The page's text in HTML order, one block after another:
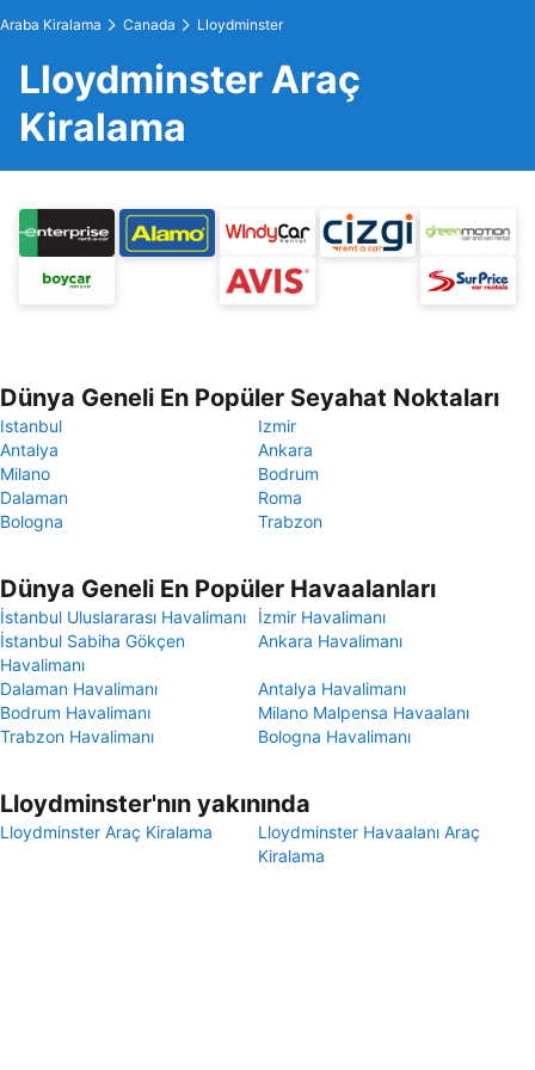
Araba Kiralama Canada Lloydminster
Lloydminster Araç
Kiralama
Dünya Geneli En Popüler Seyahat Noktaları
Istanbul
Izmir
Antalya
Ankara
Milano
Bodrum
Dalaman
Roma
Bologna
Trabzon
Dünya Geneli En Popüler Havaalanları
İstanbul Uluslararası Havalimanı
İzmir Havalimanı
İstanbul Sabiha Gökçen
Havalimanı
Ankara Havalimanı
Dalaman Havalimanı
Antalya Havalimanı
Bodrum Havalimanı
Milano Malpensa Havaalanı
Trabzon Havalimanı
Bologna Havalimanı
Lloydminster'nın yakınında
Lloydminster Araç Kiralama
Lloydminster Havaalanı Araç
Kiralama